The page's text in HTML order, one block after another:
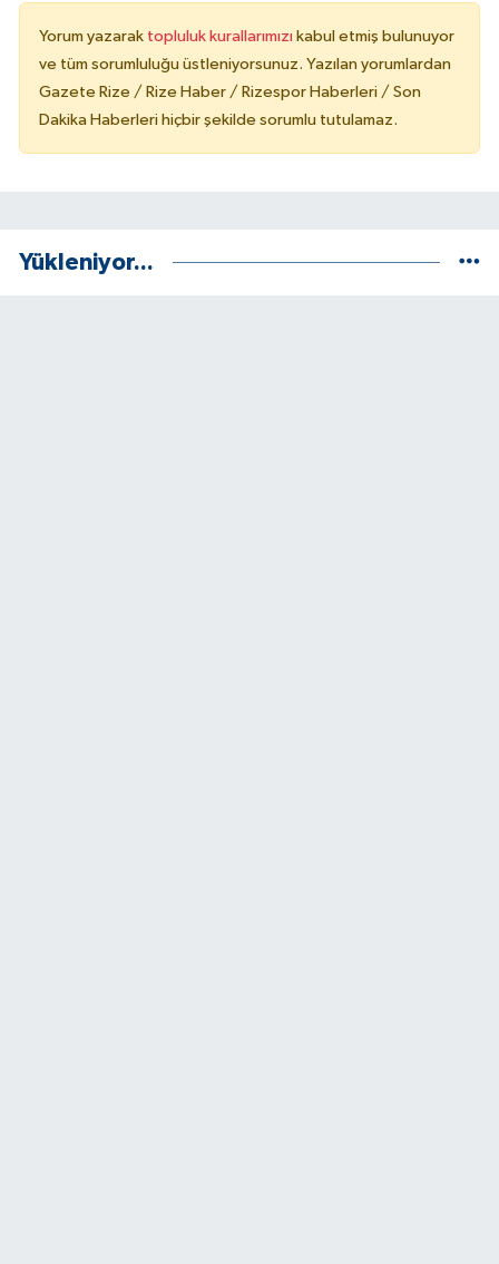
Yorum yazarak topluluk kurallarımızı kabul etmiş bulunuyor
ve tüm sorumluluğu üstleniyorsunuz. Yazılan yorumlardan
Gazete Rize / Rize Haber / Rizespor Haberleri / Son
Dakika Haberleri hiçbir şekilde sorumlu tutulamaz.
Yükleniyor...